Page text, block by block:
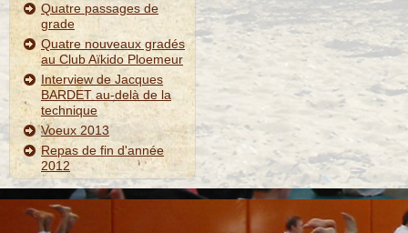
Quatre passages de
grade
Quatre nouveaux gradés
au Club Aïkido Ploemeur
Interview de Jacques
BARDET au-delà de la
technique
Voeux 2013
Repas de fin d'année
2012